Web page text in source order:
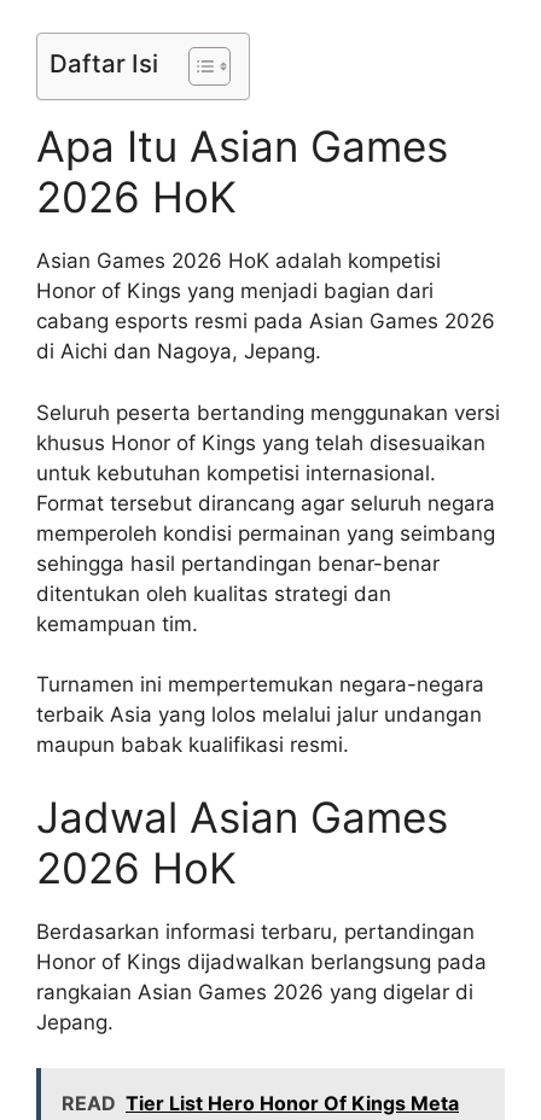
Daftar Isi
Apa Itu Asian Games
2026 HoK
Asian Games 2026 HoK adalah kompetisi
Honor of Kings yang menjadi bagian dari
cabang esports resmi pada Asian Games 2026
di Aichi dan Nagoya, Jepang.
Seluruh peserta bertanding menggunakan versi
khusus Honor of Kings yang telah disesuaikan
untuk kebutuhan kompetisi internasional.
Format tersebut dirancang agar seluruh negara
memperoleh kondisi permainan yang seimbang
sehingga hasil pertandingan benar-benar
ditentukan oleh kualitas strategi dan
kemampuan tim.
Turnamen ini mempertemukan negara-negara
terbaik Asia yang lolos melalui jalur undangan
maupun babak kualifikasi resmi.
Jadwal Asian Games
2026 HoK
Berdasarkan informasi terbaru, pertandingan
Honor of Kings dijadwalkan berlangsung pada
rangkaian Asian Games 2026 yang digelar di
Jepang.
READ Tier List Hero Honor Of Kings Meta